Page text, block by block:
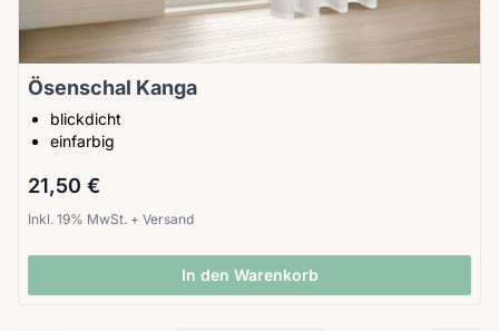
Ösenschal Kanga
blickdicht
einfarbig
21,50 €
Inkl. 19% MwSt. + Versand
In den Warenkorb